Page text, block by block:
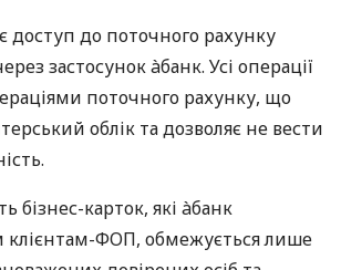
доступ до поточного рахунку
застосунок àбанк. Усі операції
поточного рахунку, що
облік та дозволяє не вести
бізнес-карток, які àбанк
клієнтам-ФОП, обмежується лише